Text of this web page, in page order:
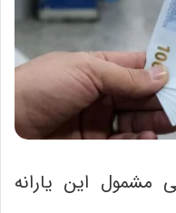
مشمول این یارانه